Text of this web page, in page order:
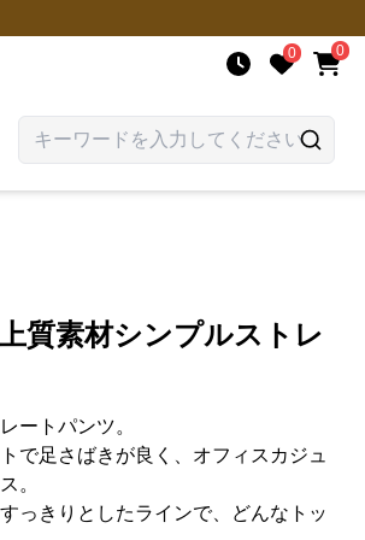
0 0
質素材シンプルストレ
ートパンツ。
で足さばきが良く、オフィスカジュ
。
っきりとしたラインで、どんなトッ